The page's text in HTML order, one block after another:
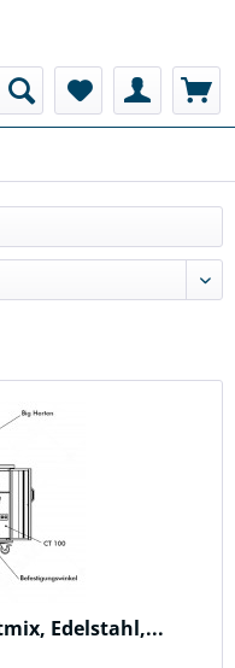
Edelstahl,...